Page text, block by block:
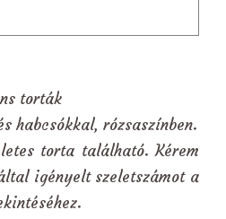
torták
habcsókkal, rózsaszínben.
torta található. Kérem
igényelt szeletszámot a